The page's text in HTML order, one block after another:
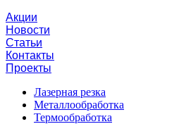
Акции
Новости
Статьи
Контакты
Проекты
Лазерная резка
Металлообработка
Термообработка